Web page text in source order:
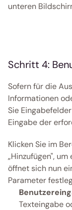
unteren
Schritt 4:
Sofern für die
Informationen
Sie
Eingabe der
Klicken Sie im
„Hinzufügen",
öffnet sich nun
Parameter
Texteingabe